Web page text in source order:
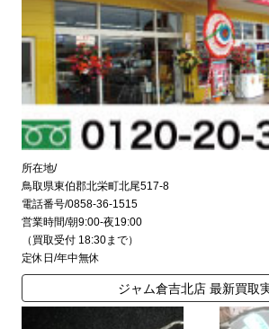
所在地/
鳥取県東伯郡北栄町北尾517-8
電話番号/0858-36-1515
営業時間/朝9:00-夜19:00
（買取受付 18:30まで）
定休日/年中無休
ジャム倉吉北店 最新買取